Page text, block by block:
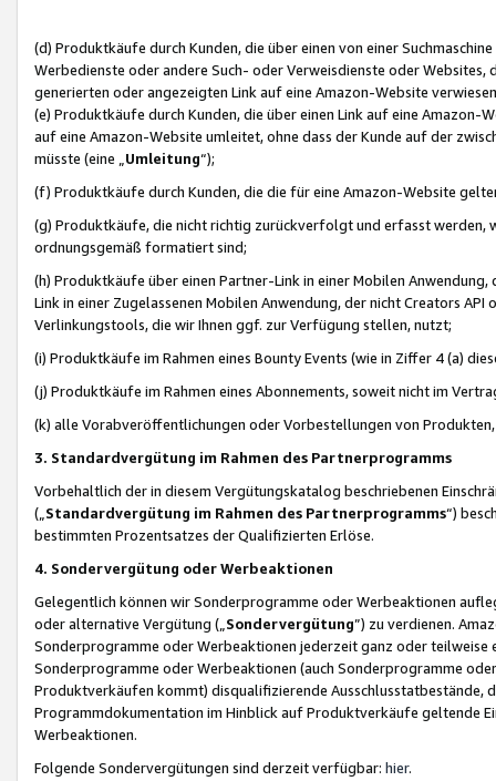
(d) Produktkäufe durch Kunden, die über einen von einer
Werbedienste oder andere Such- oder Verweisdienste oder Websites,
generierten oder angezeigten Link auf eine Amazon-Website
(e) Produktkäufe durch Kunden, die über einen Link auf eine
auf eine Amazon-Website umleitet, ohne dass der Kunde auf der
müsste (eine „ Umleitung“);
(f) Produktkäufe durch Kunden, die die für eine Amazon-Website
(g) Produktkäufe, die nicht richtig zurückverfolgt und erfasst werden,
ordnungsgemäß formatiert sind;
(h) Produktkäufe über einen Partner-Link in einer Mobilen
Link in einer Zugelassenen Mobilen Anwendung, der nicht Creators
Verlinkungstools, die wir Ihnen ggf. zur Verfügung stellen, nutzt;
(i) Produktkäufe im Rahmen eines Bounty Events (wie in Ziffer 4 (a)
(j) Produktkäufe im Rahmen eines Abonnements, soweit nicht im
(k) alle Vorabveröffentlichungen oder Vorbestellungen von
3. Standardvergütung im Rahmen des Partnerprogramms
Vorbehaltlich der in diesem Vergütungskatalog beschriebenen
(„ Standardvergütung im Rahmen des Partnerprogramms“)
bestimmten Prozentsatzes der Qualifizierten Erlöse.
4. Sondervergütung oder Werbeaktionen
Gelegentlich können wir Sonderprogramme oder Werbeaktionen
oder alternative Vergütung („ Sondervergütung”) zu verdienen.
Sonderprogramme oder Werbeaktionen jederzeit ganz oder
Sonderprogramme oder Werbeaktionen (auch Sonderprogramme
Produktverkäufen kommt) disqualifizierende Ausschlusstatbestände,
Programmdokumentation im Hinblick auf Produktverkäufe geltende
Werbeaktionen.
Folgende Sondervergütungen sind derzeit verfügbar: hier.